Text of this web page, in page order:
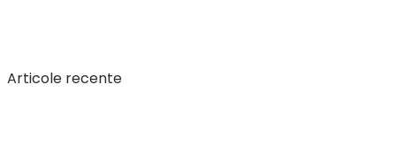
Articole recente